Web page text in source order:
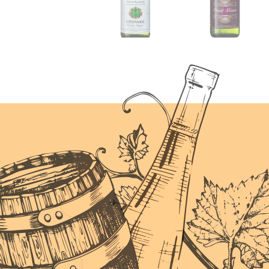
(Cliquer pour plus de
détails)
Pinot Blanc
(Cliquer pour plus de